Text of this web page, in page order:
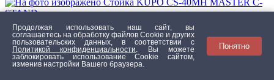
Стойка KUPO CS-40M MASTER C-STAND
3 секции, высота 134 –325 см, нагрузка до 10 кг, тип
крепления штифт 5/8" (16 мм) с шаровой головкой, материал
хромированная сталь, вес 7 кг
Продолжая использовать наш сайт, вы
соглашаетесь на обработку файлов Сookie и других
пользовательских данных, в соответствии с
Политикой конфиденциальности
. Вы можете
заблокировать использование Cookie сайтом,
изменив настройки Вашего браузера.
Понятно